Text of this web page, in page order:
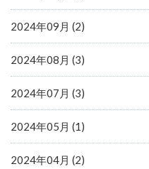
2024年09月 (2)
2024年08月 (3)
2024年07月 (3)
2024年05月 (1)
2024年04月 (2)